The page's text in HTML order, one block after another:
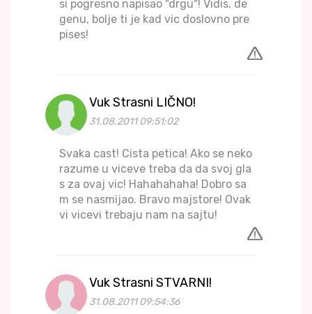
si pogresno napisao "drgu"! Vidis, de
genu, bolje ti je kad vic doslovno pre
pises!
Vuk Strasni LIČNO!
31.08.2011 09:51:02
Svaka cast! Cista petica! Ako se neko
razume u viceve treba da da svoj gla
s za ovaj vic! Hahahahaha! Dobro sa
m se nasmijao. Bravo majstore! Ovak
vi vicevi trebaju nam na sajtu!
Vuk Strasni STVARNI!
31.08.2011 09:54:36